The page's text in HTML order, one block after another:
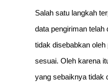
Salah satu langkah
data pengiriman
tidak disebabkan
sesuai. Oleh karena
yang sebaiknya tidak